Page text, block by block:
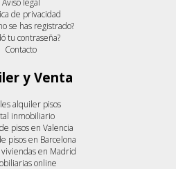
de privacidad
se has registrado?
tu contraseña?
Contacto
y Venta
alquiler pisos
inmobiliario
pisos en Valencia
pisos en Barcelona
en Madrid
online